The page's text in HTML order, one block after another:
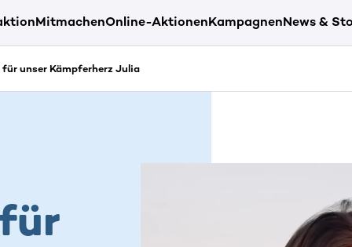
MitmachenOnline-AktionenKampagnenNews &
unser Kämpferherz Julia